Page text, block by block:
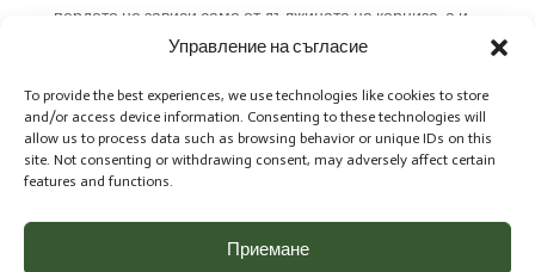
Управление на съгласие
To provide the best experiences, we use technologies like cookies to store
and/or access device information. Consenting to these technologies will
allow us to process data such as browsing behavior or unique IDs on this
site. Not consenting or withdrawing consent, may adversely affect certain
features and functions.
Приемане
пердето не зависи само от дължината на корниза, а и
от желания ефект на набора – това са гънките, които